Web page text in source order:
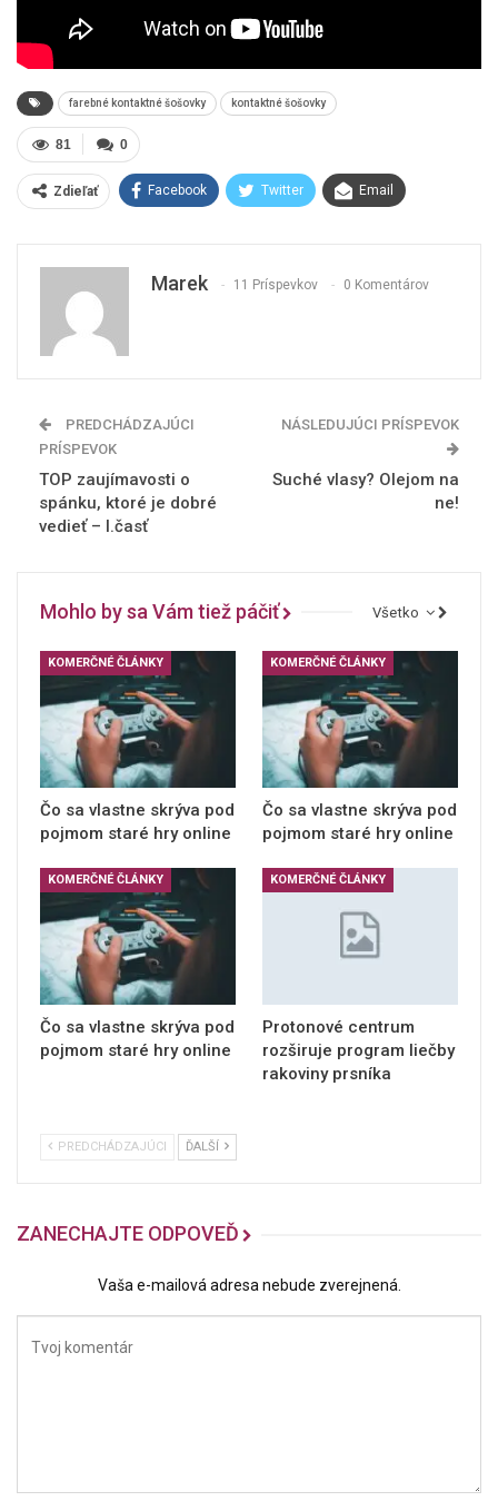
farebné kontaktné šošovky kontaktné šošovky
0
81
Zdieľať Facebook Twitter Email
Marek 11 Príspevkov 0 Komentárov
PREDCHÁDZAJÚCI
PRÍSPEVOK
TOP zaujímavosti o
spánku, ktoré je dobré
vedieť – I.časť
NÁSLEDUJÚCI PRÍSPEVOK
Suché vlasy? Olejom na
ne!
Všetko
Mohlo by sa Vám tiež páčiť
KOMERČNÉ ČLÁNKY
Čo sa vlastne skrýva pod
pojmom staré hry online
KOMERČNÉ ČLÁNKY
Čo sa vlastne skrýva pod
pojmom staré hry online
KOMERČNÉ ČLÁNKY
Čo sa vlastne skrýva pod
pojmom staré hry online
KOMERČNÉ ČLÁNKY
Protonové centrum
rozširuje program liečby
rakoviny prsníka
PREDCHÁDZAJÚCI ĎALŠÍ
ZANECHAJTE ODPOVEĎ
Vaša e-mailová adresa nebude zverejnená.